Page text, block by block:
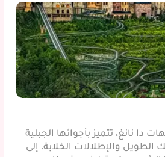
دا نانغ، تتميز بأجوائها الجبلية
الطويل والإطلالات الخلابة، إلى